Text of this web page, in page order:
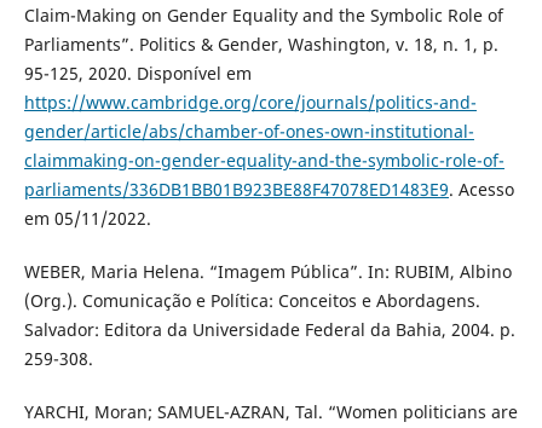
Claim-Making on Gender Equality and the Symbolic Role of
Parliaments”. Politics & Gender, Washington, v. 18, n. 1, p.
95-125, 2020. Disponível em
https://www.cambridge.org/core/journals/politics-and-
gender/article/abs/chamber-of-ones-own-institutional-
claimmaking-on-gender-equality-and-the-symbolic-role-of-
parliaments/336DB1BB01B923BE88F47078ED1483E9. Acesso
em 05/11/2022.
WEBER, Maria Helena. “Imagem Pública”. In: RUBIM, Albino
(Org.). Comunicação e Política: Conceitos e Abordagens.
Salvador: Editora da Universidade Federal da Bahia, 2004. p.
259-308.
YARCHI, Moran; SAMUEL-AZRAN, Tal. “Women politicians are